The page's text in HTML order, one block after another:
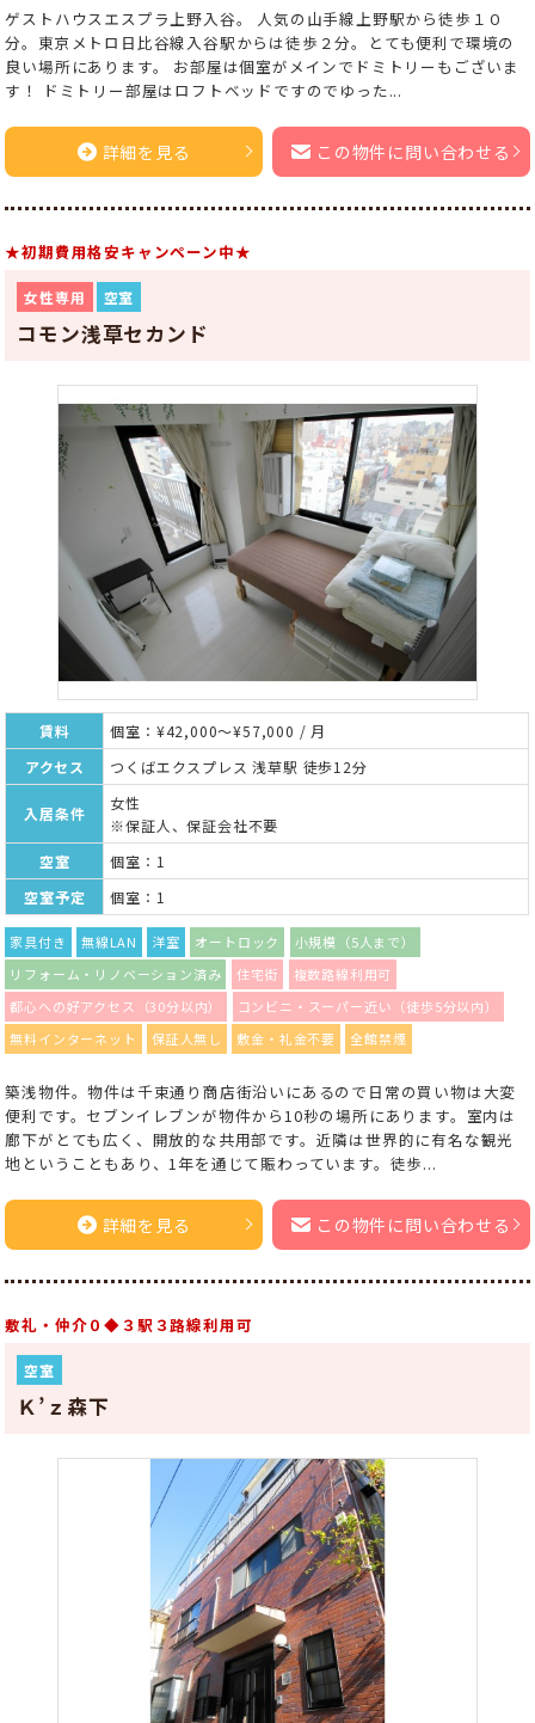
ゲストハウスエスプラ上野入谷。 人気の山手線上野駅から徒歩１０
分。東京メトロ日比谷線入谷駅からは徒歩２分。とても便利で環境の
良い場所にあります。 お部屋は個室がメインでドミトリーもございま
す！ ドミトリー部屋はロフトベッドですのでゆった...
詳細を見る この物件に問い合わせる
★初期費用格安キャンペーン中★
女性専用 空室
コモン浅草セカンド
賃料
個室：¥42,000～¥57,000 / 月
アクセス
つくばエクスプレス 浅草駅 徒歩12分
入居条件
女性
※保証人、保証会社不要
空室
個室：1
空室予定
個室：1
家具付き 無線LAN 洋室 オートロック
小規模（5人まで）
リフォーム・リノベーション済み
住宅街
複数路線利用可
都心への好アクセス（30分以内）
コンビニ・スーパー近い（徒歩5分以内）
無料インターネット
保証人無し 敷金・礼金不要 全館禁煙
築浅物件。物件は千束通り商店街沿いにあるので日常の買い物は大変
便利です。セブンイレブンが物件から10秒の場所にあります。室内は
廊下がとても広く、開放的な共用部です。近隣は世界的に有名な観光
地ということもあり、1年を通じて賑わっています。徒歩...
詳細を見る この物件に問い合わせる
敷礼・仲介０◆３駅３路線利用可
空室
Ｋ’ｚ森下